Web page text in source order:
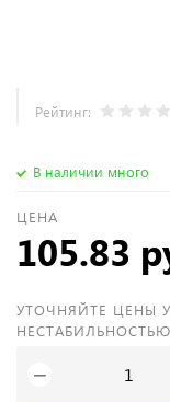
Рейтинг:
В наличии много
ЦЕНА
105.83
УТОЧНЯЙТЕ ЦЕНЫ
−